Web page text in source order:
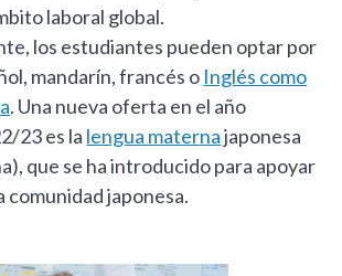
laboral global.
los estudiantes pueden optar por
mandarín, francés o Inglés como
. Una nueva oferta en el año
23 es la lengua maternajaponesa
que se ha introducido para apoyar
comunidad japonesa.